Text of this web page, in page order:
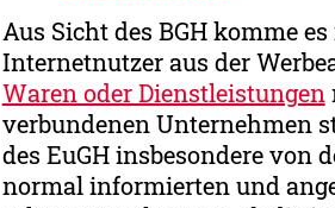
Aus Sicht des BGH komme
Internetnutzer aus der
Waren oder Dienstleistungen
verbundenen Unternehmen
des EuGH insbesondere von
normal informierten und